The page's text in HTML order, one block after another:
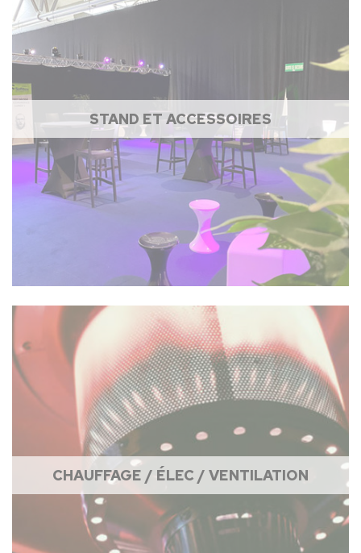
STAND ET ACCESSOIRES
CHAUFFAGE / ÉLEC / VENTILATION